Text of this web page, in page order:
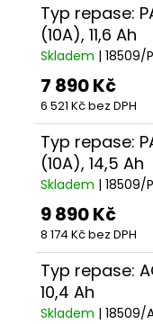
Typ repase:
(10A), 11,6 Ah
Skladem | 18509/
7 890 Kč
6 521 Kč bez DPH
Typ repase:
(10A), 14,5 Ah
Skladem | 18509/
9 890 Kč
8 174 Kč bez DPH
Typ repase:
10,4 Ah
Skladem | 18509/
PRO-
PLUS
20X1,90-
2,125
(52/57-
406)
KRABIČCE